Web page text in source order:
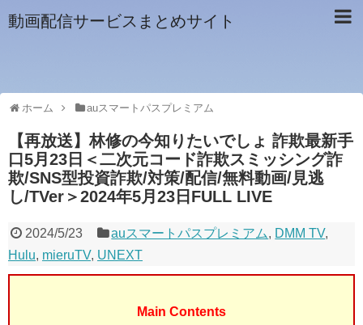
動画配信サービスまとめサイト
ホーム auスマートパスプレミアム
【再放送】林修の今知りたいでしょ 詐欺最新手
口5月23日＜二次元コード詐欺スミッシング詐
欺/SNS型投資詐欺/対策/配信/無料動画/見逃
し/TVer＞2024年5月23日FULL LIVE
2024/5/23 auスマートパスプレミアム, DMM TV,
Hulu, mieruTV, UNEXT
Main Contents